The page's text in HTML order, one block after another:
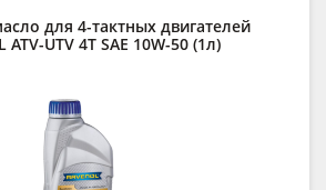
для 4-тактных двигателей
ATV-UTV 4T SAE 10W-50 (1л)